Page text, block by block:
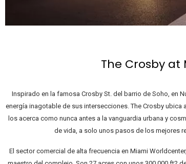
The Crosby
Inspirado en la famosa Crosby St. del barrio de Soho, en
energía inagotable de sus intersecciones. The Crosby
los acerca como nunca antes a la vanguardia urbana y
de vida, a solo unos pasos de los mejores
El sector comercial de alta frecuencia en Miami